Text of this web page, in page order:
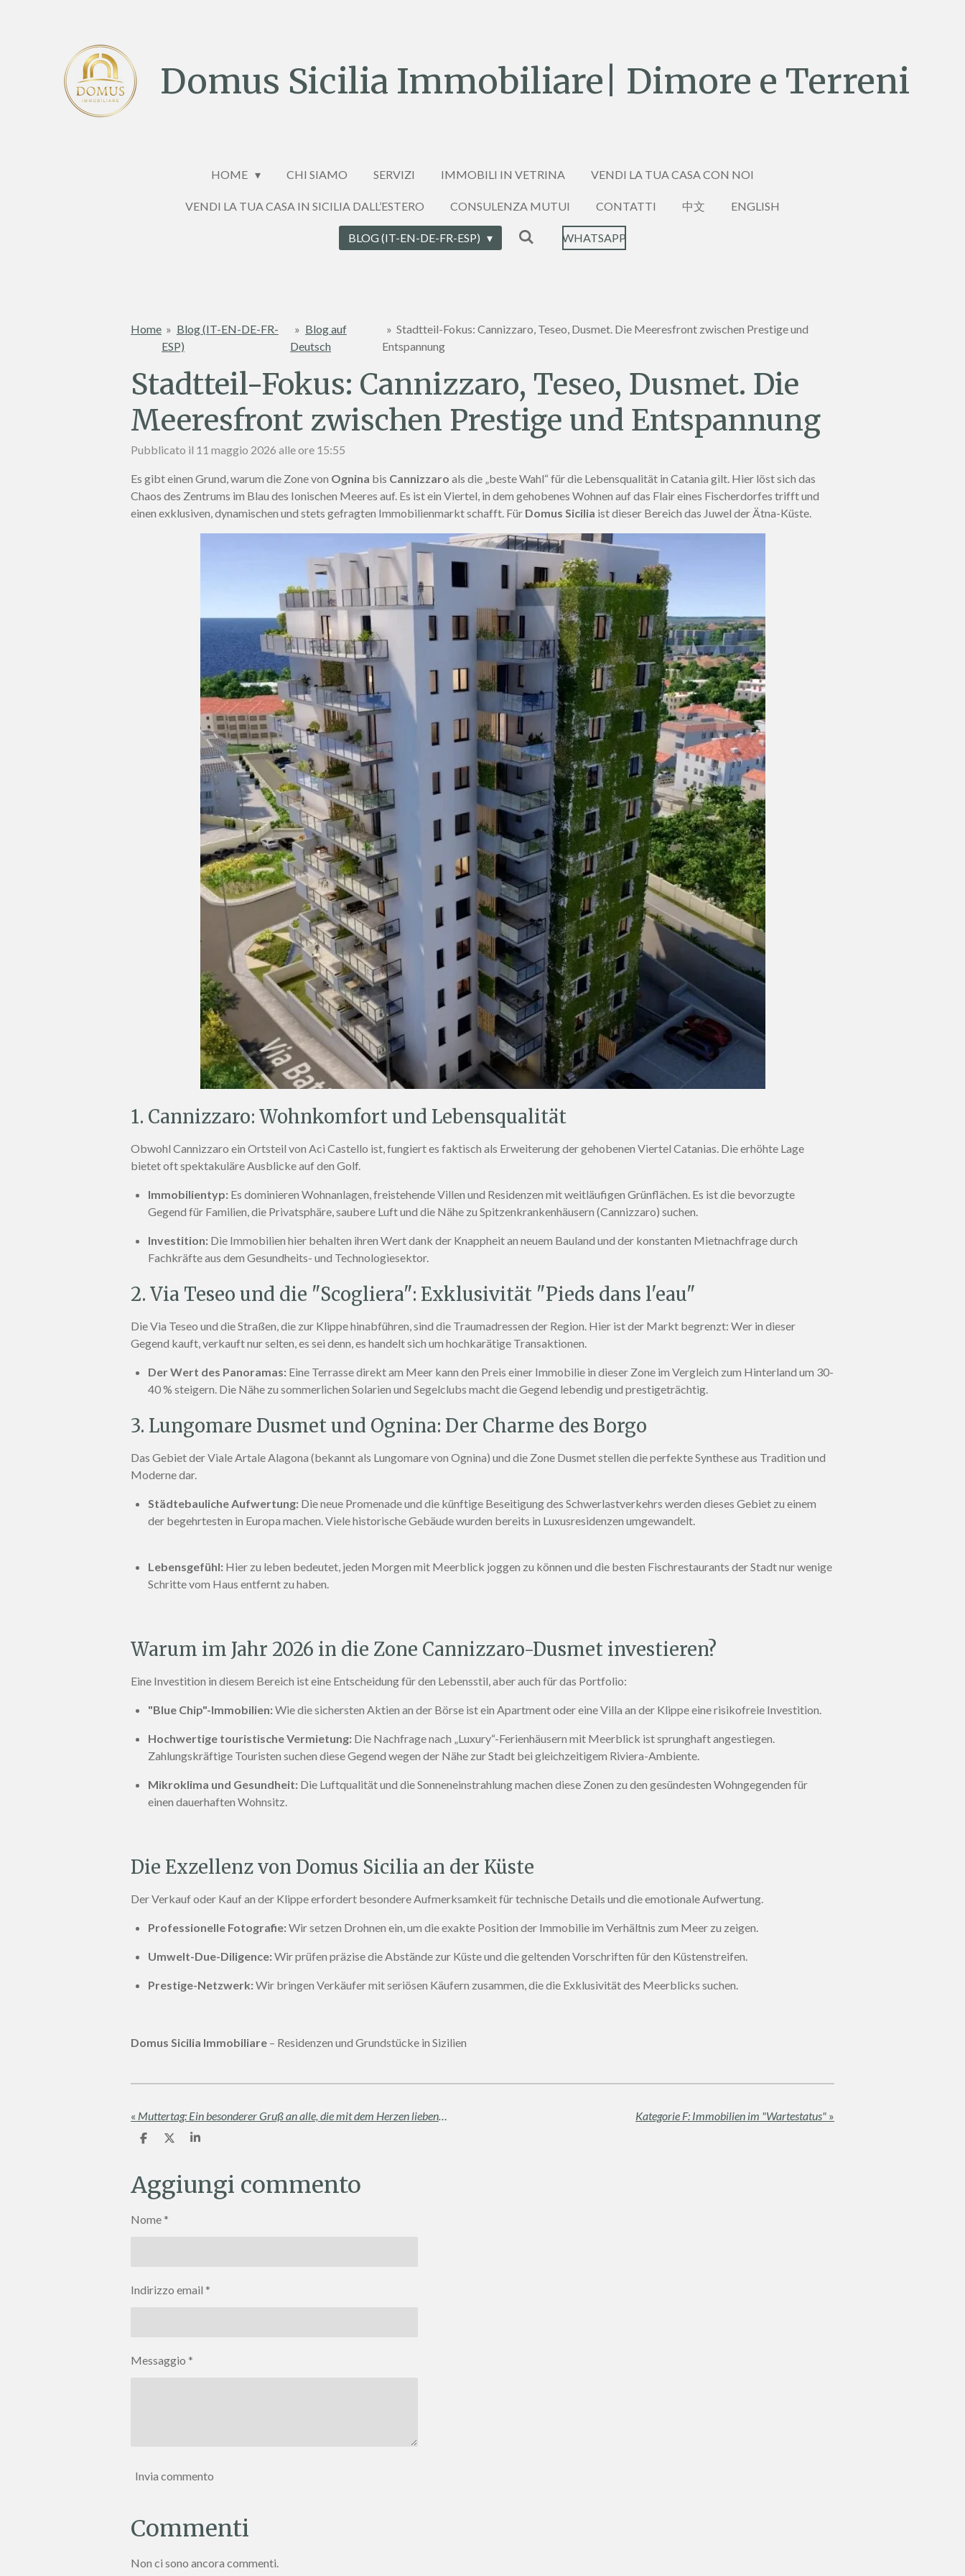
Domus Sicilia Immobiliare| Dimore e Terreni
HOME CHI SIAMO SERVIZI IMMOBILI IN VETRINA VENDI LA TUA CASA CON NOI
VENDI LA TUA CASA IN SICILIA DALL’ESTERO CONSULENZA MUTUI CONTATTI 中文 ENGLISH
BLOG (IT-EN-DE-FR-ESP) WHATSAPP
Home » Blog (IT-EN-DE-FR-
ESP)
» Blog auf
Deutsch
» Stadtteil-Fokus: Cannizzaro, Teseo, Dusmet. Die Meeresfront zwischen Prestige und
Entspannung
Stadtteil-Fokus: Cannizzaro, Teseo, Dusmet. Die
Meeresfront zwischen Prestige und Entspannung
Pubblicato il 11 maggio 2026 alle ore 15:55
Es gibt einen Grund, warum die Zone von Ognina bis Cannizzaro als die „beste Wahl“ für die Lebensqualität in Catania gilt. Hier löst sich das
Chaos des Zentrums im Blau des Ionischen Meeres auf. Es ist ein Viertel, in dem gehobenes Wohnen auf das Flair eines Fischerdorfes trifft und
einen exklusiven, dynamischen und stets gefragten Immobilienmarkt schafft. Für Domus Sicilia ist dieser Bereich das Juwel der Ätna-Küste.
1. Cannizzaro: Wohnkomfort und Lebensqualität
Obwohl Cannizzaro ein Ortsteil von Aci Castello ist, fungiert es faktisch als Erweiterung der gehobenen Viertel Catanias. Die erhöhte Lage
bietet oft spektakuläre Ausblicke auf den Golf.
Immobilientyp: Es dominieren Wohnanlagen, freistehende Villen und Residenzen mit weitläufigen Grünflächen. Es ist die bevorzugte
Gegend für Familien, die Privatsphäre, saubere Luft und die Nähe zu Spitzenkrankenhäusern (Cannizzaro) suchen.
Investition: Die Immobilien hier behalten ihren Wert dank der Knappheit an neuem Bauland und der konstanten Mietnachfrage durch
Fachkräfte aus dem Gesundheits- und Technologiesektor.
2. Via Teseo und die "Scogliera": Exklusivität "Pieds dans l'eau"
Die Via Teseo und die Straßen, die zur Klippe hinabführen, sind die Traumadressen der Region. Hier ist der Markt begrenzt: Wer in dieser
Gegend kauft, verkauft nur selten, es sei denn, es handelt sich um hochkarätige Transaktionen.
Der Wert des Panoramas: Eine Terrasse direkt am Meer kann den Preis einer Immobilie in dieser Zone im Vergleich zum Hinterland um 30-
40 % steigern. Die Nähe zu sommerlichen Solarien und Segelclubs macht die Gegend lebendig und prestigeträchtig.
3. Lungomare Dusmet und Ognina: Der Charme des Borgo
Das Gebiet der Viale Artale Alagona (bekannt als Lungomare von Ognina) und die Zone Dusmet stellen die perfekte Synthese aus Tradition und
Moderne dar.
Städtebauliche Aufwertung: Die neue Promenade und die künftige Beseitigung des Schwerlastverkehrs werden dieses Gebiet zu einem
der begehrtesten in Europa machen. Viele historische Gebäude wurden bereits in Luxusresidenzen umgewandelt.
Lebensgefühl: Hier zu leben bedeutet, jeden Morgen mit Meerblick joggen zu können und die besten Fischrestaurants der Stadt nur wenige
Schritte vom Haus entfernt zu haben.
Warum im Jahr 2026 in die Zone Cannizzaro-Dusmet investieren?
Eine Investition in diesem Bereich ist eine Entscheidung für den Lebensstil, aber auch für das Portfolio:
"Blue Chip"-Immobilien:Wie die sichersten Aktien an der Börse ist ein Apartment oder eine Villa an der Klippe eine risikofreie Investition.
Hochwertige touristische Vermietung: Die Nachfrage nach „Luxury“-Ferienhäusern mit Meerblick ist sprunghaft angestiegen.
Zahlungskräftige Touristen suchen diese Gegend wegen der Nähe zur Stadt bei gleichzeitigem Riviera-Ambiente.
Mikroklima und Gesundheit: Die Luftqualität und die Sonneneinstrahlung machen diese Zonen zu den gesündesten Wohngegenden für
einen dauerhaften Wohnsitz.
Die Exzellenz von Domus Sicilia an der Küste
Der Verkauf oder Kauf an der Klippe erfordert besondere Aufmerksamkeit für technische Details und die emotionale Aufwertung.
Professionelle Fotografie:Wir setzen Drohnen ein, um die exakte Position der Immobilie im Verhältnis zum Meer zu zeigen.
Umwelt-Due-Diligence:Wir prüfen präzise die Abstände zur Küste und die geltenden Vorschriften für den Küstenstreifen.
Prestige-Netzwerk:Wir bringen Verkäufer mit seriösen Käufern zusammen, die die Exklusivität des Meerblicks suchen.
Domus Sicilia Immobiliare – Residenzen und Grundstücke in Sizilien
« Muttertag: Ein besonderer Gruß an alle, die mit dem Herzen lieben, empfangen und schützen Kategorie F: Immobilien im "Wartestatus" »
C
i
d
C
i
v
C
Aggiungi commento
Nome *
Indirizzo email *
Messaggio *
Invia commento
Commenti
Non ci sono ancora commenti.